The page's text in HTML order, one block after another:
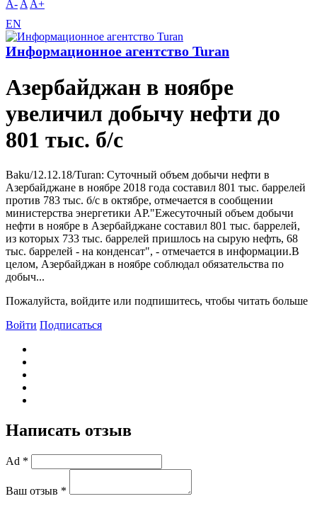
A- A A+
EN
Информационное агентство Turan
Азербайджан в ноябре
увеличил добычу нефти до
801 тыс. б/с
Baku/12.12.18/Turan: Суточный объем добычи нефти в
Азербайджане в ноябре 2018 года составил 801 тыс. баррелей
против 783 тыс. б/с в октябре, отмечается в сообщении
министерства энергетики АР."Ежесуточный объем добычи
нефти в ноябре в Азербайджане составил 801 тыс. баррелей,
из которых 733 тыс. баррелей пришлось на сырую нефть, 68
тыс. баррелей - на конденсат", - отмечается в информации.B
целом, Азербайджан в ноябре соблюдал обязательства по
добыч...
Пожалуйста, войдите или подпишитесь, чтобы читать больше
Войти Подписаться
Написать отзыв
Ad *
Ваш отзыв *